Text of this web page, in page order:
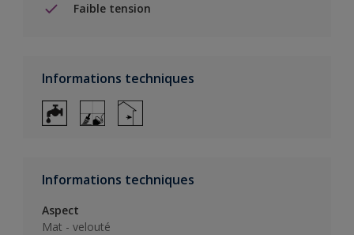
Faible tension
Informations techniques
Informations techniques
Aspect
Mat - velouté